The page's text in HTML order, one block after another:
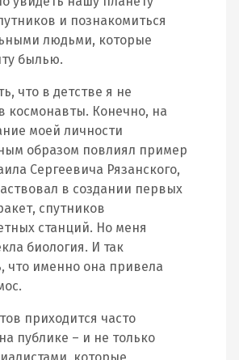
и познакомиться
людьми, которые
былью.
что в детстве я не
космонавты. Конечно, на
моей личности
образом повлиял пример
Сергеевича Рязанского,
в создании первых
спутников
станций. Но меня
биология. И так
что именно она привела
приходится часто
публике – и не только